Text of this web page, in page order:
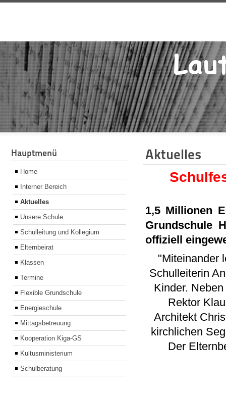
Hauptmenü
Home
Interner Bereich
Aktuelles
Unsere Schule
Schulleitung und Kollegium
Elternbeirat
Klassen
Termine
Flexible Grundschule
Energieschule
Mittagsbetreuung
Kooperation Kiga-GS
Kultusministerium
Schulberatung
Aktuelles
1,5 Millionen
Grundschule
offiziell
"Miteinander
Schulleiterin
Kinder.
Rektor
Architekt
kirchlichen
Der